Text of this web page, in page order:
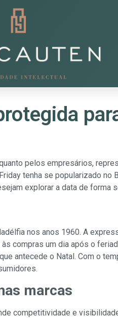
pelos empresários,
tenha se popularizado
explorar a data de forma
nos anos 1960. A
compras um dia após o
antecede o Natal. Com o
marcas
competitividade e